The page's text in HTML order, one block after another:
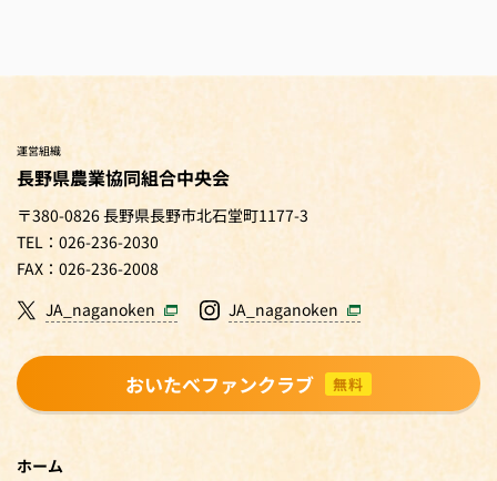
運営組織
長野県農業協同組合中央会
〒380-0826 長野県長野市北石堂町1177-3
TEL：026-236-2030
FAX：026-236-2008
JA_naganoken
JA_naganoken
おいたべファンクラブ 無料
ホーム